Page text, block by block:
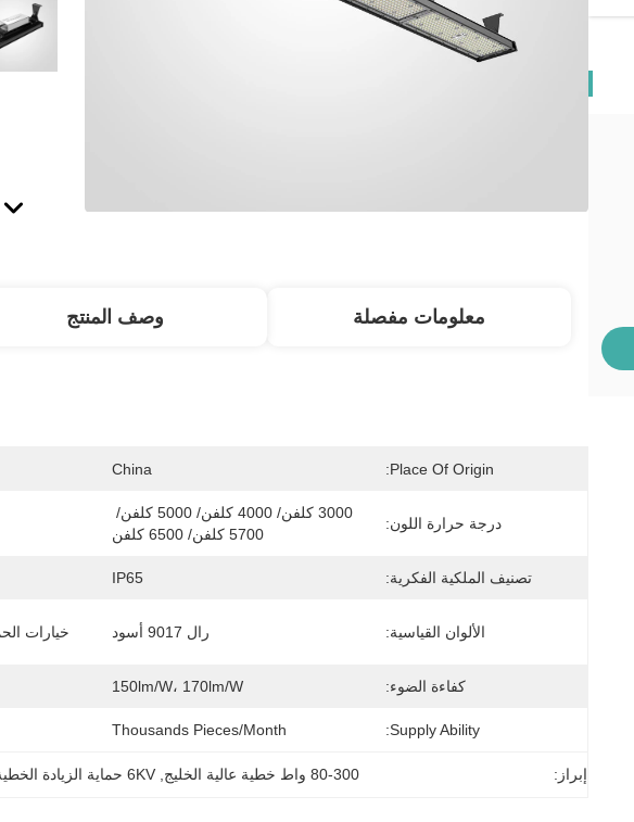
معلومات مفصلة وصف المنتج
Place Of Origin:
China
درجة حرارة اللون:
5700 كلفن/ 6500 كلفن
تصنيف الملكية الفكرية: IP65
الألوان القياسية: رال 9017 أسود خيارات
كفاءة الضوء: 150lm/w، 170lm/w
Supply Ability:
Thousands Pieces/Month
إبراز: 80-300 واط خطية عالية الخليج , 6KV حماية الزيادة الخطية عالية الخليج